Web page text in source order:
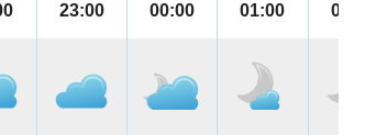
23:00 00:00 01:00 02:00